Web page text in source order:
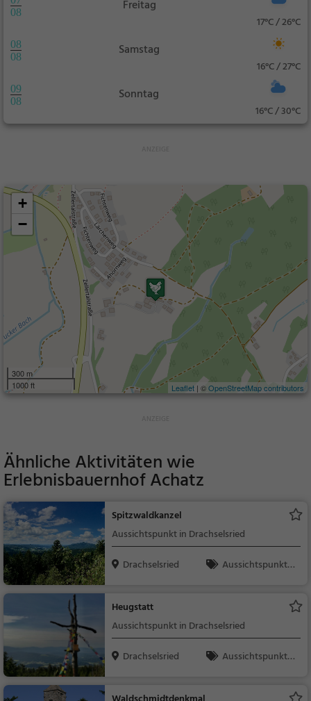
08
Freitag
17°C / 26°C
08
08
Samstag
16°C / 27°C
09
08
Sonntag
16°C / 30°C
+
−
300 m
1000 ft
Leaflet | ©OpenStreetMap contributors
Ähnliche Aktivitäten wie
Erlebnisbauernhof Achatz
Spitzwaldkanzel
Aussichtspunkt in Drachselsried
Drachselsried
Aussichtspunkt, F
Heugstatt
Aussichtspunkt in Drachselsried
Drachselsried
Aussichtspunkt, F